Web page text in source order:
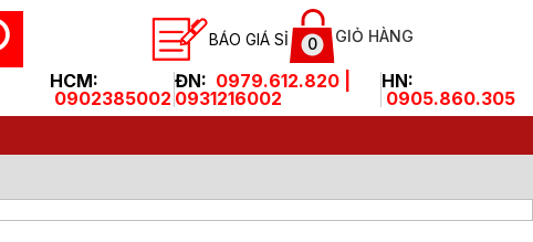
BÁO GIÁ SỈ 0 GIỎ HÀNG
HCM:
0902385002
ĐN: 0979.612.820 |
0931216002
HN:
0905.860.305